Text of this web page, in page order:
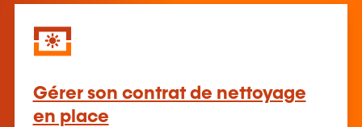
Gérer son contrat de nettoyage
en place